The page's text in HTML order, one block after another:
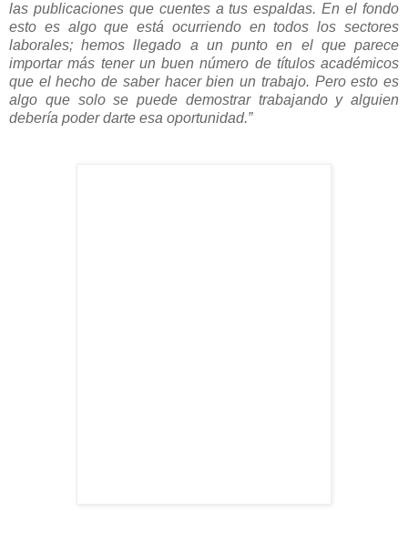
las publicaciones que cuentes a tus espaldas. En el fondo
esto es algo que está ocurriendo en todos los sectores
laborales; hemos llegado a un punto en el que parece
importar más tener un buen número de títulos académicos
que el hecho de saber hacer bien un trabajo. Pero esto es
algo que solo se puede demostrar trabajando y alguien
debería poder darte esa oportunidad.”